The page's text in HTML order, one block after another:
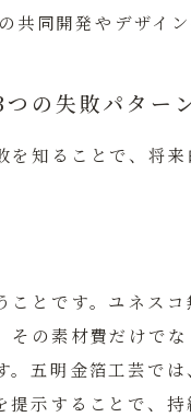
共同開発やデザイン
の失敗パター
知ることで、将
とです。ユネスコ
その素材費だけで
五明金箔工芸で
示することで、持